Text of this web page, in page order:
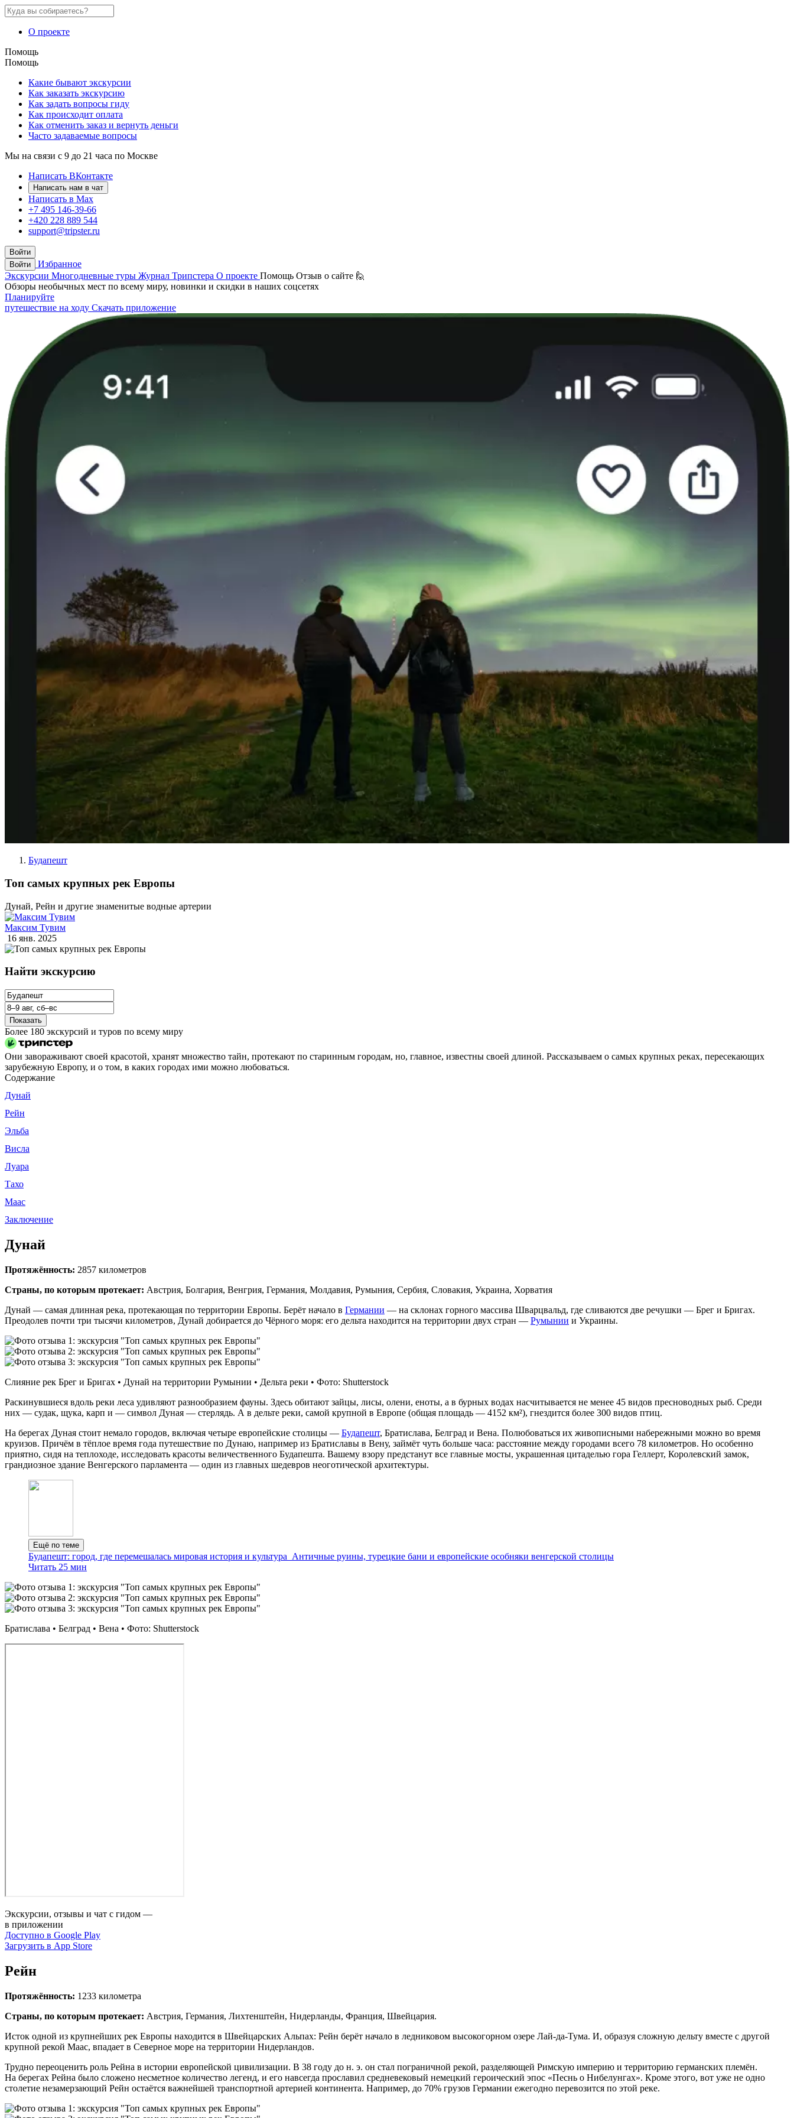
О проекте
Помощь
Помощь
Какие бывают экскурсии
Как заказать экскурсию
Как задать вопросы гиду
Как происходит оплата
Как отменить заказ и вернуть деньги
Часто задаваемые вопросы
Мы на связи с 9 до 21 часа по Москве
Написать ВКонтакте
Написать нам в чат
Написать в Max
+7 495 146-39-66
+420 228 889 544
support@tripster.ru
Войти
Войти
Избранное
Экскурсии Многодневные туры Журнал Трипстера О проекте Помощь Отзыв о сайте 🙋
Обзоры необычных мест по всему миру, новинки и скидки в наших соцсетях
Планируйте
путешествие на ходу Скачать приложение
Будапешт
Топ самых крупных рек Европы
Дунай, Рейн и другие знаменитые водные артерии
Максим Тувим
16 янв. 2025
Найти экскурсию
Показать
Более 180 экскурсий и туров по всему миру
Они завораживают своей красотой, хранят множество тайн, протекают по старинным городам, но, главное, известны своей длиной. Рассказываем о самых крупных реках, пересекающих
зарубежную Европу, и о том, в каких городах ими можно любоваться.
Содержание
Дунай
Рейн
Эльба
Висла
Луара
Тахо
Маас
Заключение
Дунай
Протяжённость: 2857 километров
Страны, по которым протекает: Австрия, Болгария, Венгрия, Германия, Молдавия, Румыния, Сербия, Словакия, Украина, Хорватия
Дунай — самая длинная река, протекающая по территории Европы. Берёт начало в Германии — на склонах горного массива Шварцвальд, где сливаются две речушки — Брег и Бригах.
Преодолев почти три тысячи километров, Дунай добирается до Чёрного моря: его дельта находится на территории двух стран — Румынии и Украины.
Слияние рек Брег и Бригах • Дунай на территории Румынии • Дельта реки • Фото: Shutterstock
Раскинувшиеся вдоль реки леса удивляют разнообразием фауны. Здесь обитают зайцы, лисы, олени, еноты, а в бурных водах насчитывается не менее 45 видов пресноводных рыб. Среди
них — судак, щука, карп и — символ Дуная — стерлядь. А в дельте реки, самой крупной в Европе (общая площадь — 4152 км²), гнездится более 300 видов птиц.
На берегах Дуная стоит немало городов, включая четыре европейские столицы — Будапешт, Братислава, Белград и Вена. Полюбоваться их живописными набережными можно во время
круизов. Причём в тёплое время года путешествие по Дунаю, например из Братиславы в Вену, займёт чуть больше часа: расстояние между городами всего 78 километров. Но особенно
приятно, сидя на теплоходе, исследовать красоты величественного Будапешта. Вашему взору предстанут все главные мосты, украшенная цитаделью гора Геллерт, Королевский замок,
грандиозное здание Венгерского парламента — один из главных шедевров неоготической архитектуры.
Ещё по теме
Будапешт: город, где перемешалась мировая история и культура Античные руины, турецкие бани и европейские особняки венгерской столицы
Читать 25 мин
Братислава • Белград • Вена • Фото: Shutterstock
Экскурсии, отзывы и чат с гидом —
в приложении
Доступно в Google Play
Загрузить в App Store
Рейн
Протяжённость: 1233 километра
Страны, по которым протекает: Австрия, Германия, Лихтенштейн, Нидерланды, Франция, Швейцария.
Исток одной из крупнейших рек Европы находится в Швейцарских Альпах: Рейн берёт начало в ледниковом высокогорном озере Лай‑да‑Тума. И, образуя сложную дельту вместе с другой
крупной рекой Маас, впадает в Северное море на территории Нидерландов.
Трудно переоценить роль Рейна в истории европейской цивилизации. В 38 году до н. э. он стал пограничной рекой, разделяющей Римскую империю и территорию германских племён.
На берегах Рейна было сложено несметное количество легенд, и его навсегда прославил средневековый немецкий героический эпос «Песнь о Нибелунгах». Кроме этого, вот уже не одно
столетие незамерзающий Рейн остаётся важнейшей транспортной артерией континента. Например, до 70% грузов Германии ежегодно перевозится по этой реке.